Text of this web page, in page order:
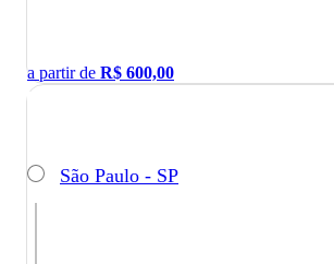
a partir de R$ 600,00
São Paulo - SP